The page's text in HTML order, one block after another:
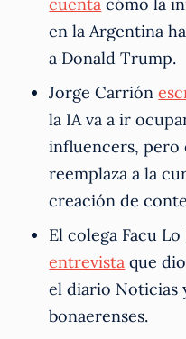
cuenta cómo la
en la Argentina
a Donald Trump.
Jorge Carrión
la IA va a ir
influencers, pero
reemplaza a la
creación de
El colega Facu
entrevista que
el diario Noticias
bonaerenses.